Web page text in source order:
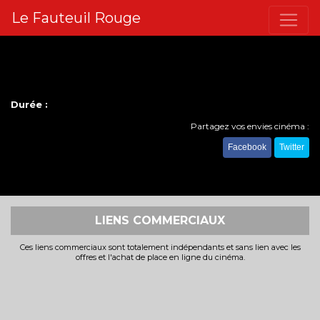
Le Fauteuil Rouge
Durée :
Partagez vos envies cinéma :
Facebook Twitter
LIENS COMMERCIAUX
Ces liens commerciaux sont totalement indépendants et sans lien avec les
offres et l'achat de place en ligne du cinéma.